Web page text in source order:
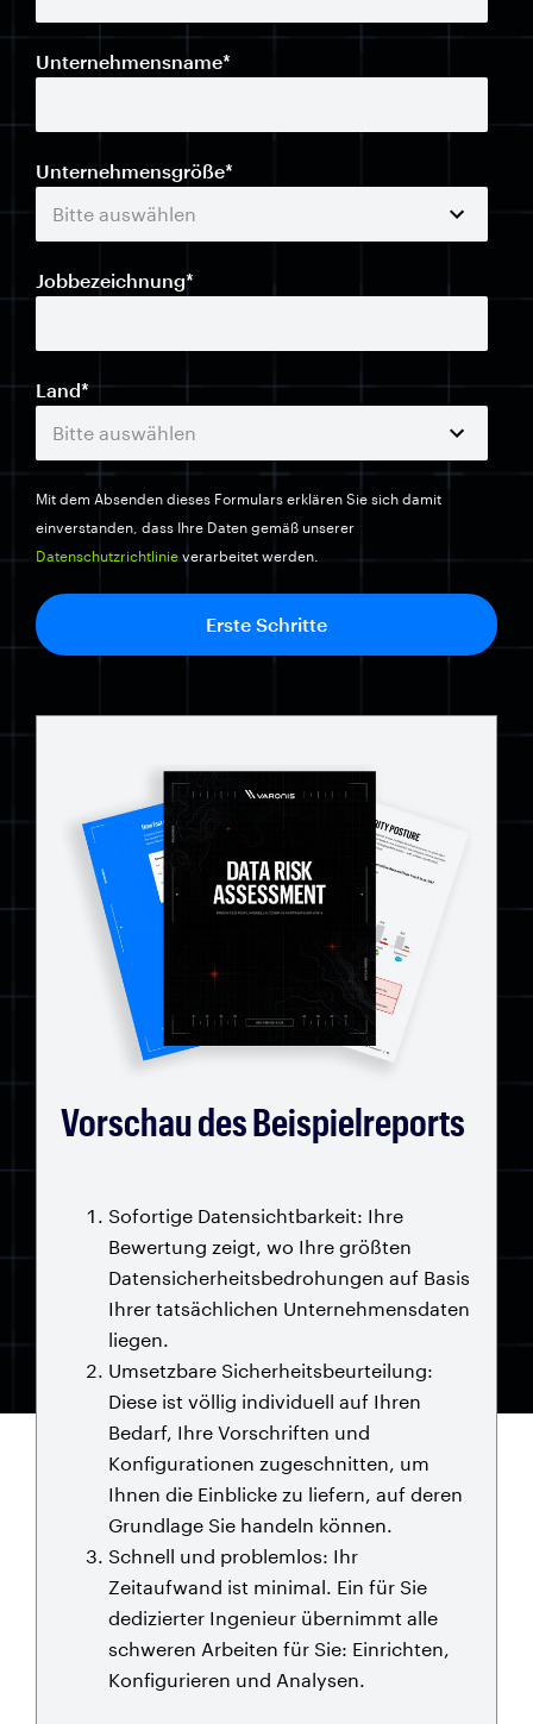
Unternehmensname*
Unternehmensgröße*
Jobbezeichnung*
Land*
Mit dem Absenden dieses Formulars erklären Sie sich damit
einverstanden, dass Ihre Daten gemäß unserer
Datenschutzrichtlinie verarbeitet werden.
Vorschau des Beispielreports
Sofortige Datensichtbarkeit: Ihre
Bewertung zeigt, wo Ihre größten
Datensicherheitsbedrohungen auf Basis
Ihrer tatsächlichen Unternehmensdaten
liegen.
Umsetzbare Sicherheitsbeurteilung:
Diese ist völlig individuell auf Ihren
Bedarf, Ihre Vorschriften und
Konfigurationen zugeschnitten, um
Ihnen die Einblicke zu liefern, auf deren
Grundlage Sie handeln können.
Schnell und problemlos: Ihr
Zeitaufwand ist minimal. Ein für Sie
dedizierter Ingenieur übernimmt alle
schweren Arbeiten für Sie: Einrichten,
Konfigurieren und Analysen.